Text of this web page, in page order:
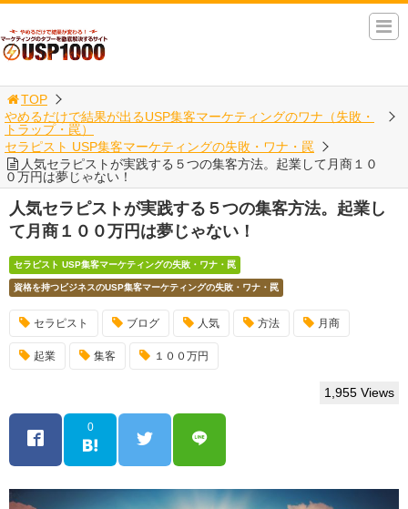
TOP
やめるだけで結果が出るUSP集客マーケティングのワナ（失敗・
トラップ・罠）
セラピスト USP集客マーケティングの失敗・ワナ・罠
人気セラピストが実践する５つの集客方法。起業して月商１０
０万円は夢じゃない！
人気セラピストが実践する５つの集客方法。起業し
て月商１００万円は夢じゃない！
セラピスト USP集客マーケティングの失敗・ワナ・罠
資格を持つビジネスのUSP集客マーケティングの失敗・ワナ・罠
セラピスト ブログ 人気 方法 月商
起業 集客 １００万円
1,955 Views
0